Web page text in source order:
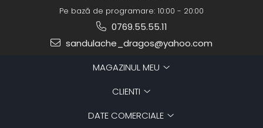
Pe bază de programare: 10:00 - 20:00
0769.55.55.11
sandulache_dragos@yahoo.com
MAGAZINUL MEU
CLIENTI
DATE COMERCIALE